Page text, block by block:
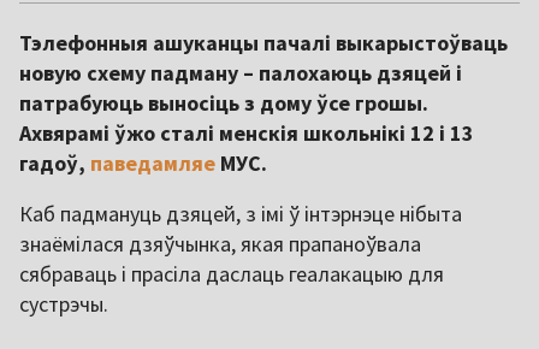
Тэлефонныя ашуканцы пачалі выкарыстоўваць
новую схему падману – палохаюць дзяцей і
патрабуюць выносіць з дому ўсе грошы.
Ахвярамі ўжо сталі менскія школьнікі 12 і 13
гадоў, паведамляе МУС.
Каб падмануць дзяцей, з імі ў інтэрнэце нібыта
знаёмілася дзяўчынка, якая прапаноўвала
сябраваць і прасіла даслаць геалакацыю для
сустрэчы.